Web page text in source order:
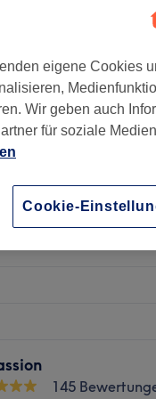
204
ab
und
Service
145
eigene Cookies
Wir geben auch
für soziale
Cookie-